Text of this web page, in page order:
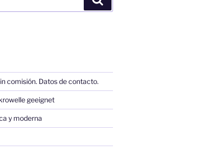
comisión. Datos de contacto.
geeignet
y moderna